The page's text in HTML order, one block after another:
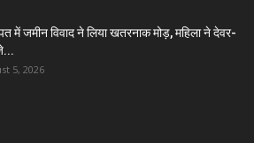
में जमीन विवाद ने लिया खतरनाक मोड़, महिला ने देवर-
5, 2026